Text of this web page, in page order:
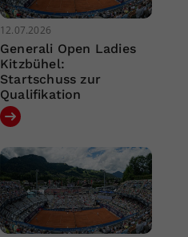
12.07.2026
Generali Open Ladies
Kitzbühel:
Startschuss zur
Qualifikation